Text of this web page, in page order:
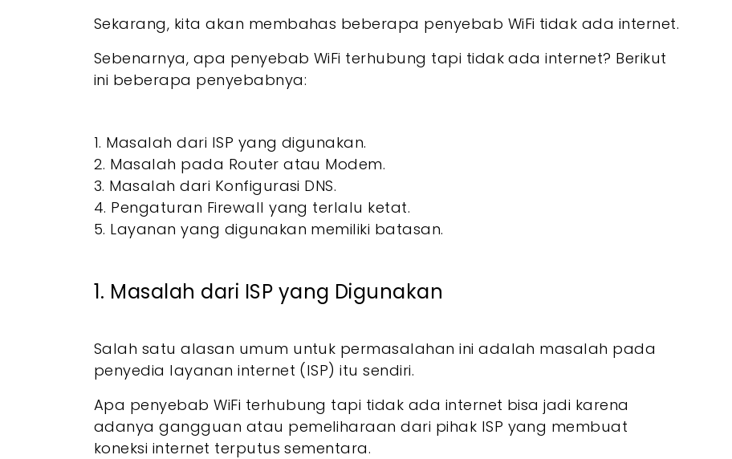
Sekarang, kita akan membahas beberapa penyebab WiFi tidak ada internet.
Sebenarnya, apa penyebab WiFi terhubung tapi tidak ada internet? Berikut
ini beberapa penyebabnya:
1. Masalah dari ISP yang digunakan.
2. Masalah pada Router atau Modem.
3. Masalah dari Konfigurasi DNS.
4. Pengaturan Firewall yang terlalu ketat.
5. Layanan yang digunakan memiliki batasan.
1. Masalah dari ISP yang Digunakan
Salah satu alasan umum untuk permasalahan ini adalah masalah pada
penyedia layanan internet (ISP) itu sendiri.
Apa penyebab WiFi terhubung tapi tidak ada internet bisa jadi karena
adanya gangguan atau pemeliharaan dari pihak ISP yang membuat
koneksi internet terputus sementara.